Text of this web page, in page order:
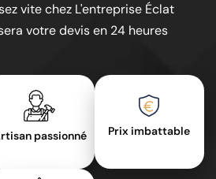
vite chez L'entreprise Éclat
votre devis en 24 heures
passionné Prix imbattable